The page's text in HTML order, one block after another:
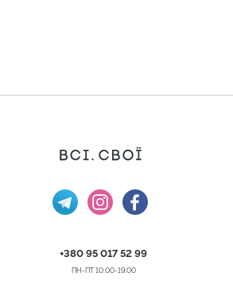
+380 95 017 52 99
ПН-ПТ 10:00-19:00